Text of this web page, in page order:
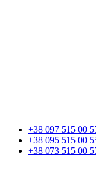
+38 097 515 00
+38 095 515 00
+38 073 515 00